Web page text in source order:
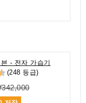
- 전자 가습기
(248 등급)